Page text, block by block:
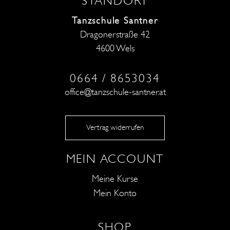
Tanzschule Santner
Dragonerstraße 42
4600 Wels
0664 / 8653034
office@tanzschule-santner.at
Vertrag widerrufen
MEIN ACCOUNT
Meine Kurse
Mein Konto
SHOP